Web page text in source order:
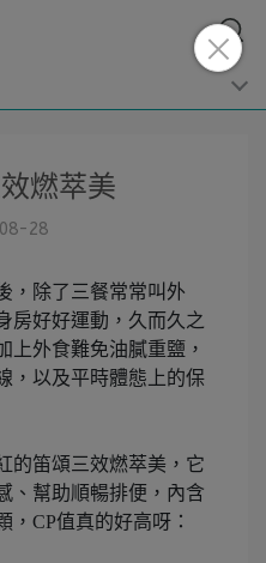
燃萃美
28
，除了三餐常常叫外
房好好運動，久而久之
上外食難免油膩重鹽，
，以及平時體態上的保
的笛頌三效燃萃美，它
、幫助順暢排便，內含
，CP值真的好高呀：